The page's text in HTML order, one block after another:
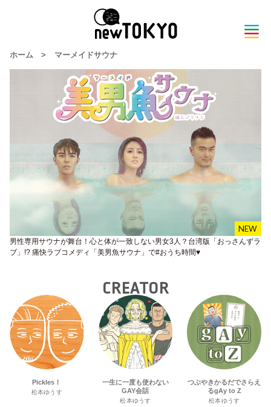
ホーム > マーメイドサウナ
男性専用サウナが舞台！心と体が一致しない男女3人？台湾版「おっさんずラ
ブ」!? 痛快ラブコメディ「美男魚サウナ」で#おうち時間♥
CREATOR
Pickles！
松本ゆうす
一生に一度も使わない
GAY会話
松本ゆうす
つぶやきかるだでさらえ
るgAy to Z
松本ゆうす